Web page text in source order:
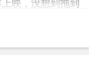
映，没想到拖到
热搜，当时人们
现在已经过去五